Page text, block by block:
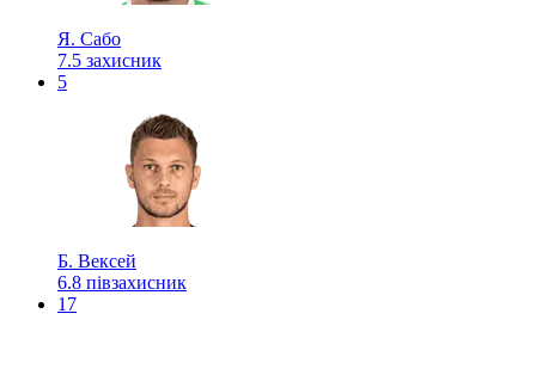
Я. Сабо
7.5 захисник
5
Б. Вексей
6.8 півзахисник
17